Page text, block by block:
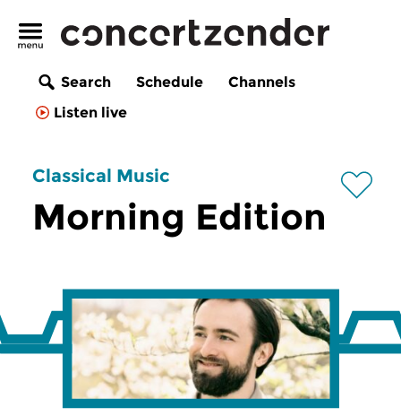
Search Schedule
Channels
Listen live
Classical Music
Morning Edition